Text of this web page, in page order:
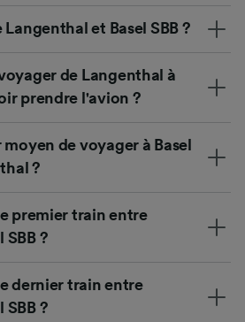
et Basel SBB ?
de Langenthal à
prendre l'avion ?
de voyager à Basel
?
premier train entre
SBB ?
dernier train entre
SBB ?